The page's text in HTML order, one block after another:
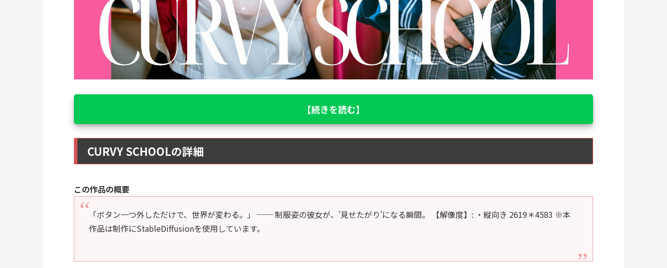
【続きを読む】
CURVY SCHOOLの詳細
この作品の概要
「ボタン一つ外しただけで、世界が変わる。」 ── 制服姿の彼女が、’見せたがり’になる瞬間。 【解像度】: ・縦向き 2619＊4583 ※本
作品は制作にStableDiffusionを使用しています。